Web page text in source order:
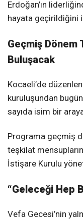
Erdoğan’ın
hayata geçirildiğini
Geçmiş Dönem
Buluşacak
Kocaeli’de
kuruluşundan
sayıda isim bir
Programa geçmiş
teşkilat
İstişare Kurulu
“Geleceği Hep
Vefa Gecesi’nin